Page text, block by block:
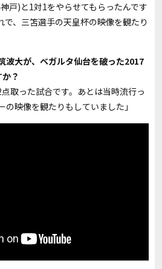
戸)と1対1をやらせてもらったんです
で、三笘選手の天皇杯の映像を観たり
大が、ベガルタ仙台を破った2017
？
点取った試合です。あとは当時流行っ
映像を観たりもしていました」